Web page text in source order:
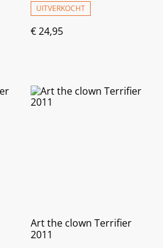
UITVERKOCHT
€ 24,95
Art the clown Terrifier
2011